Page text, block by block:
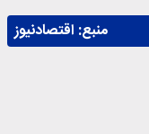
منبع: اقتصادنیوز